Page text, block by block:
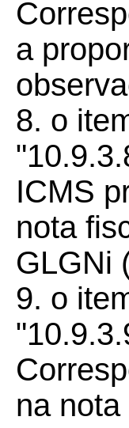
a
8. o
ICMS
nota
GLGNi
9. o
na